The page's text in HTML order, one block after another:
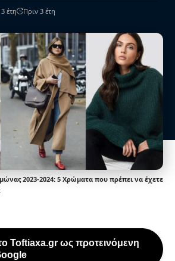
έτη Πριν 3 έτη
2023-2024: 5 Χρώματα που πρέπει να έχετε
Toftiaxa.gr ως προτεινόμενη